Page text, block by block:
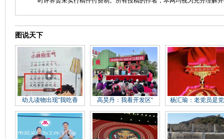
图说天下
幼儿读物出现“我吃香 高昊丹：我看开发区“ 杨汇瑜：老党员是